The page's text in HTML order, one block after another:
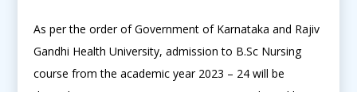
As per the order of Government of Karnataka and Rajiv
Gandhi Health University, admission to B.Sc Nursing
course from the academic year 2023 – 24 will be